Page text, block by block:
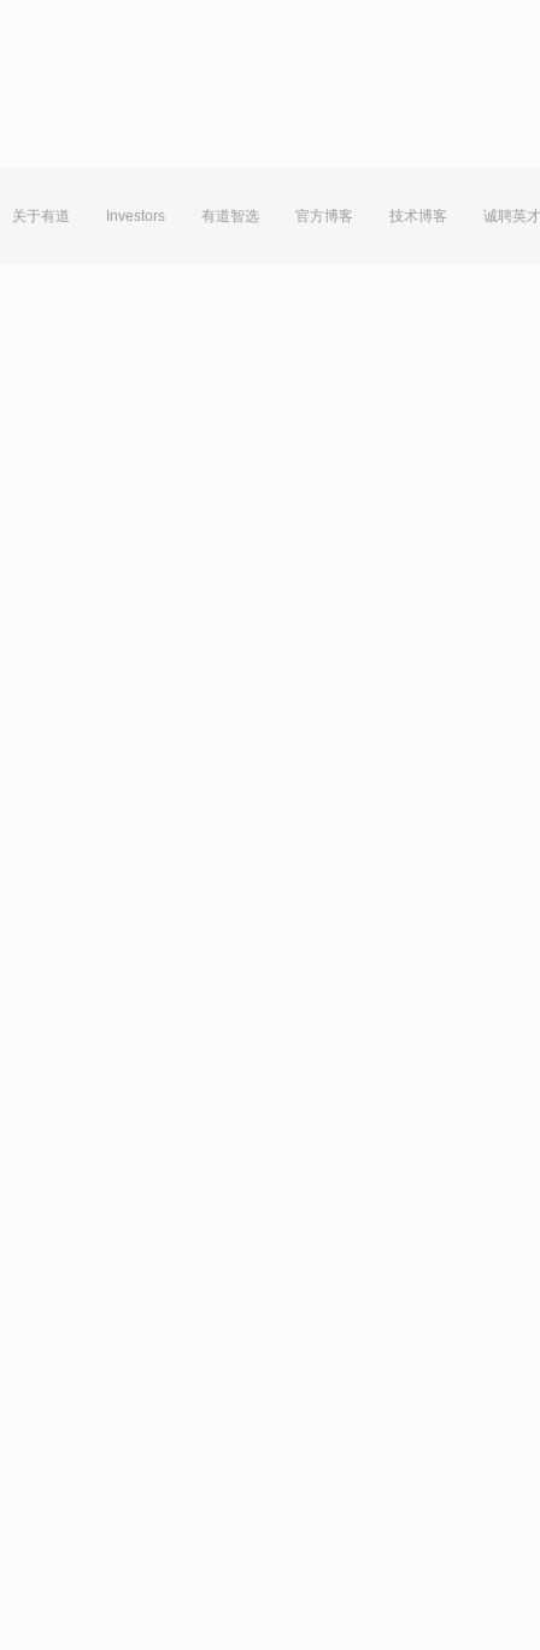
关于有道 Investors 有道智选 官方博客 技术博客 诚聘英才